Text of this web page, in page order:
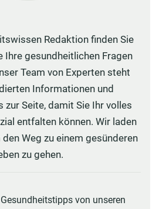
Redaktion finden Sie
Ihre gesundheitlichen Fragen
Team von Experten steht
Informationen und
zur Seite, damit Sie Ihr volles
entfalten können. Wir laden
Weg zu einem gesünderen
zu gehen.
von unseren